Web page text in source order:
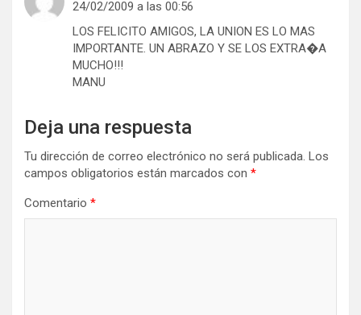
24/02/2009 a las 00:56
LOS FELICITO AMIGOS, LA UNION ES LO MAS
IMPORTANTE. UN ABRAZO Y SE LOS EXTRA�A
MUCHO!!!
MANU
Deja una respuesta
Tu dirección de correo electrónico no será publicada. Los
campos obligatorios están marcados con *
Comentario *